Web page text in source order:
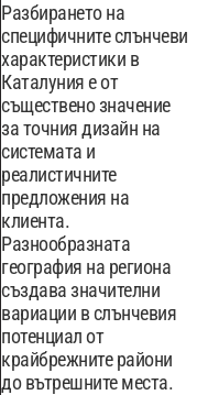
Разбирането на
специфичните слънчеви
характеристики в
Каталуния е от
съществено значение
за точния дизайн на
системата и
реалистичните
предложения на
клиента.
Разнообразната
география на региона
създава значителни
вариации в слънчевия
потенциал от
крайбрежните райони
до вътрешните места.